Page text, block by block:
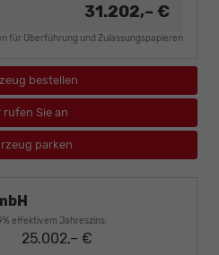
31.202,– €
für Überführung und Zulassungspapieren
bestellen
rufen Sie an
parken
effektivem Jahreszins.
25.002,– €